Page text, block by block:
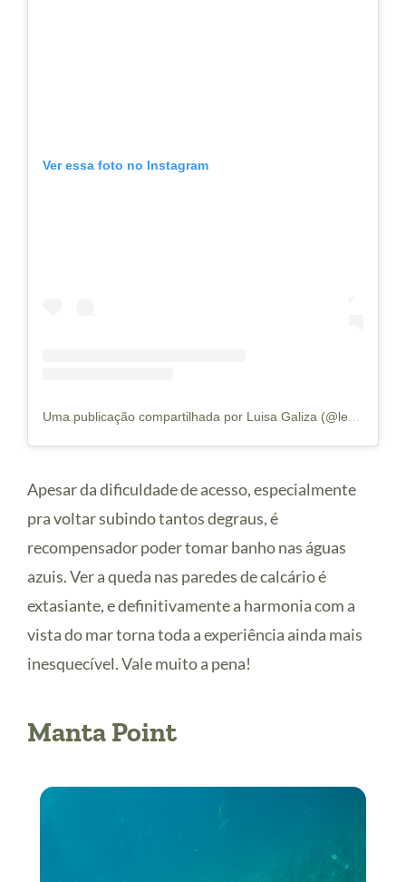
Ver essa foto no Instagram
Uma publicação compartilhada por Luisa Galiza (@levenaviagem)
Apesar da dificuldade de acesso, especialmente
pra voltar subindo tantos degraus, é
recompensador poder tomar banho nas águas
azuis. Ver a queda nas paredes de calcário é
extasiante, e definitivamente a harmonia com a
vista do mar torna toda a experiência ainda mais
inesquecível. Vale muito a pena!
Manta Point